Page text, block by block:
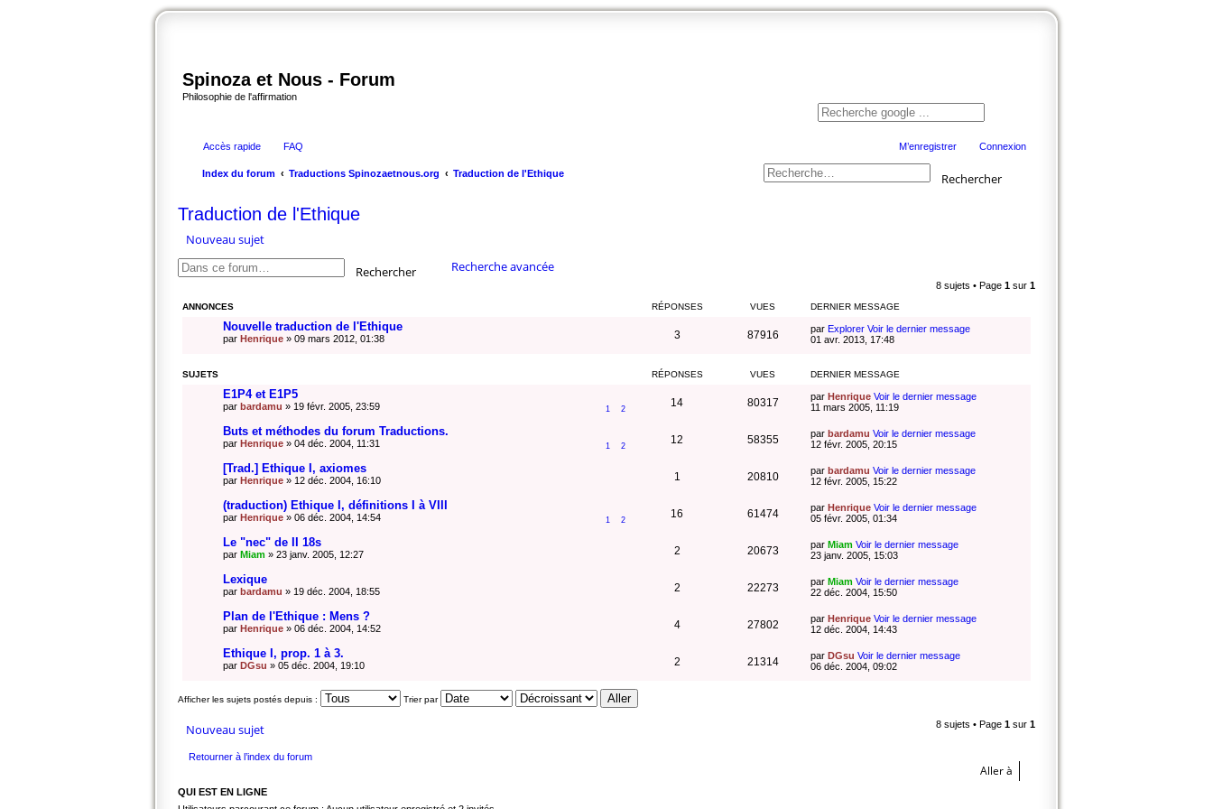
Spinoza et Nous - Forum
Philosophie de l'affirmation
Accès rapide FAQ Connexion
M’enregistrer
Index du forum Traductions Spinozaetnous.org Traduction de l'Ethique Rechercher
Traduction de l'Ethique
Nouveau sujet
Rechercher
Recherche avancée
8 sujets • Page 1 sur 1
ANNONCES RÉPONSES VUES DERNIER MESSAGE
Nouvelle traduction de l'Ethique
par Henrique » 09 mars 2012, 01:38 3 87916 par Explorer Voir le dernier message
01 avr. 2013, 17:48
SUJETS RÉPONSES VUES DERNIER MESSAGE
E1P4 et E1P5
1 2
par bardamu » 19 févr. 2005, 23:59 14 80317 par Henrique Voir le dernier message
11 mars 2005, 11:19
Buts et méthodes du forum Traductions.
1 2
par Henrique » 04 déc. 2004, 11:31 12 58355 par bardamu Voir le dernier message
12 févr. 2005, 20:15
[Trad.] Ethique I, axiomes
par Henrique » 12 déc. 2004, 16:10 1 20810 par bardamu Voir le dernier message
12 févr. 2005, 15:22
(traduction) Ethique I, définitions I à VIII
1 2
par Henrique » 06 déc. 2004, 14:54 16 61474 par Henrique Voir le dernier message
05 févr. 2005, 01:34
Le "nec" de II 18s
par Miam » 23 janv. 2005, 12:27 2 20673 par Miam Voir le dernier message
23 janv. 2005, 15:03
Lexique
par bardamu » 19 déc. 2004, 18:55 2 22273 par Miam Voir le dernier message
22 déc. 2004, 15:50
Plan de l'Ethique : Mens ?
par Henrique » 06 déc. 2004, 14:52 4 27802 par Henrique Voir le dernier message
12 déc. 2004, 14:43
Ethique I, prop. 1 à 3.
par DGsu » 05 déc. 2004, 19:10 2 21314 par DGsu Voir le dernier message
06 déc. 2004, 09:02
Afficher les sujets postés depuis : Trier par
Nouveau sujet 8 sujets • Page 1 sur 1
Retourner à l’index du forum
Aller à
QUI EST EN LIGNE